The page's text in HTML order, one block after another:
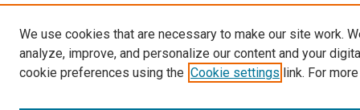
We use cookies that are necessary to make our site work.
analyze, improve, and personalize our content and your
cookie preferences using the Cookie settings link. For